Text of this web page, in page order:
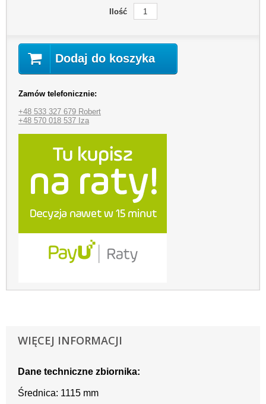
Ilość
Dodaj do koszyka
Zamów telefonicznie:
+48 533 327 679 Robert
+48 570 018 537 Iza
WIĘCEJ INFORMACJI
Dane techniczne zbiornika:
Średnica: 1115 mm